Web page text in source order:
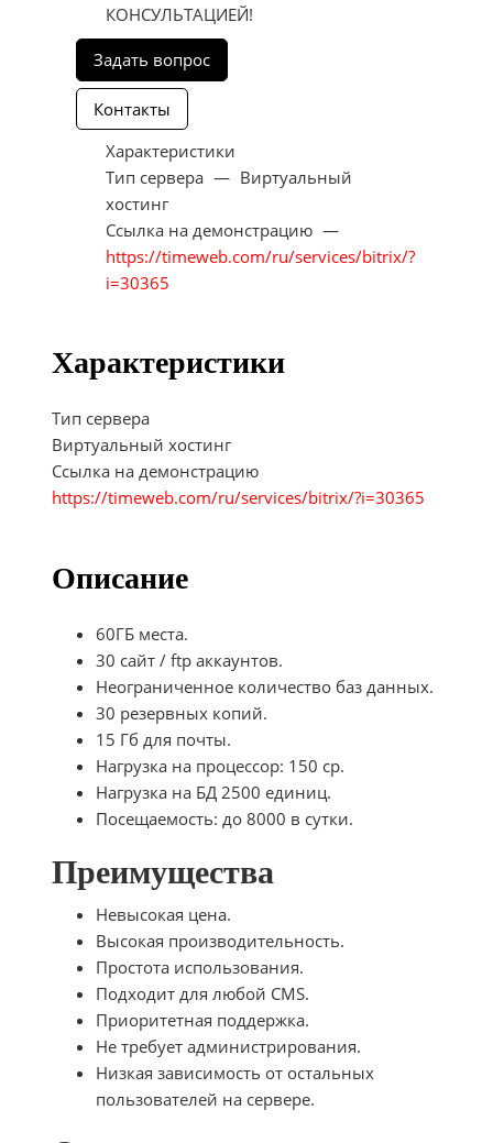
КОНСУЛЬТАЦИЕЙ!
Характеристики
Тип сервера — Виртуальный
хостинг
Ссылка на демонстрацию —
https://timeweb.com/ru/services/bitrix/?
i=30365
Характеристики
Тип сервера
Виртуальный хостинг
Ссылка на демонстрацию
https://timeweb.com/ru/services/bitrix/?i=30365
Описание
60ГБ места.
30 сайт / ftp аккаунтов.
Неограниченное количество баз данных.
30 резервных копий.
15 Гб для почты.
Нагрузка на процессор: 150 cp.
Нагрузка на БД 2500 единиц.
Посещаемость: до 8000 в сутки.
Преимущества
Невысокая цена.
Высокая производительность.
Простота использования.
Подходит для любой CMS.
Приоритетная поддержка.
Не требует администрирования.
Низкая зависимость от остальных
пользователей на сервере.